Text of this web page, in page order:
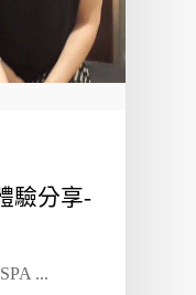
驗分享-
...